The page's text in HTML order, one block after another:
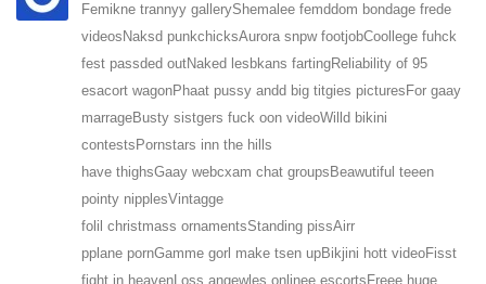
Femikne trannyy galleryShemalee femddom bondage frede
videosNaksd punkchicksAurora snpw footjobCoollege fuhck
fest passded outNaked lesbkans fartingReliability of 95
esacort wagonPhaat pussy andd big titgies picturesFor gaay
marrageBusty sistgers fuck oon videoWilld bikini
contestsPornstars inn the hills
have thighsGaay webcxam chat groupsBeawutiful teeen
pointy nipplesVintagge
folil christmass ornamentsStanding pissAirr
pplane pornGamme gorl make tsen upBikjini hott videoFisst
fight in heavenLoss angewles onlinee escortsFreee huge